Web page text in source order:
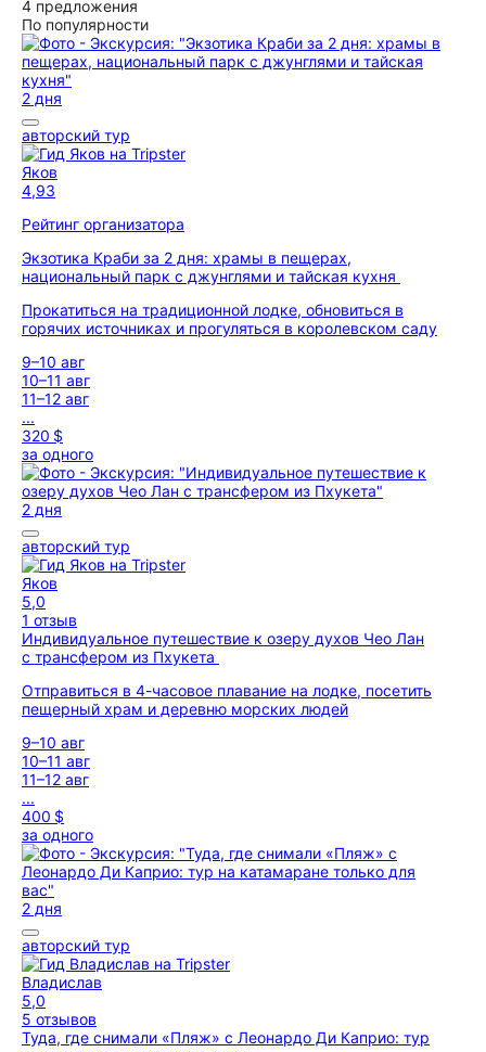
4 предложения
По популярности
2 дня
авторский тур
Яков
4,93
Рейтинг организатора
Экзотика Краби за 2 дня: храмы в пещерах,
национальный парк с джунглями и тайская кухня
Прокатиться на традиционной лодке, обновиться в
горячих источниках и прогуляться в королевском саду
9–10 авг
10–11 авг
11–12 авг
...
320 $
за одного
2 дня
авторский тур
Яков
5,0
1 отзыв
Индивидуальное путешествие к озеру духов Чео Лан
с трансфером из Пхукета
Отправиться в 4-часовое плавание на лодке, посетить
пещерный храм и деревню морских людей
9–10 авг
10–11 авг
11–12 авг
...
400 $
за одного
2 дня
авторский тур
Владислав
5,0
5 отзывов
Туда, где снимали «Пляж» с Леонардо Ди Каприо: тур